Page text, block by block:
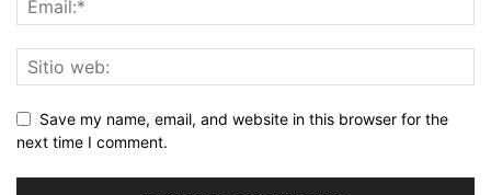
Save my name, email, and website in this browser for the
next time I comment.